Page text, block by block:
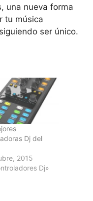
una nueva forma
tu música
ser único.
Dj del
2015
Dj»